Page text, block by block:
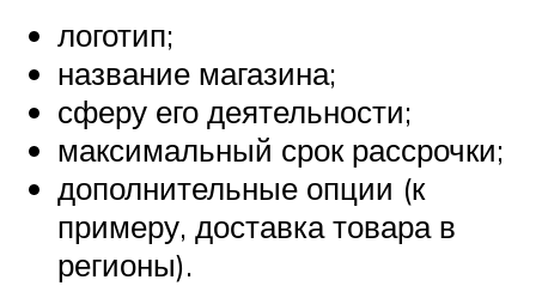
логотип;
название магазина;
сферу его деятельности;
максимальный срок рассрочки;
дополнительные опции (к
примеру, доставка товара в
регионы).